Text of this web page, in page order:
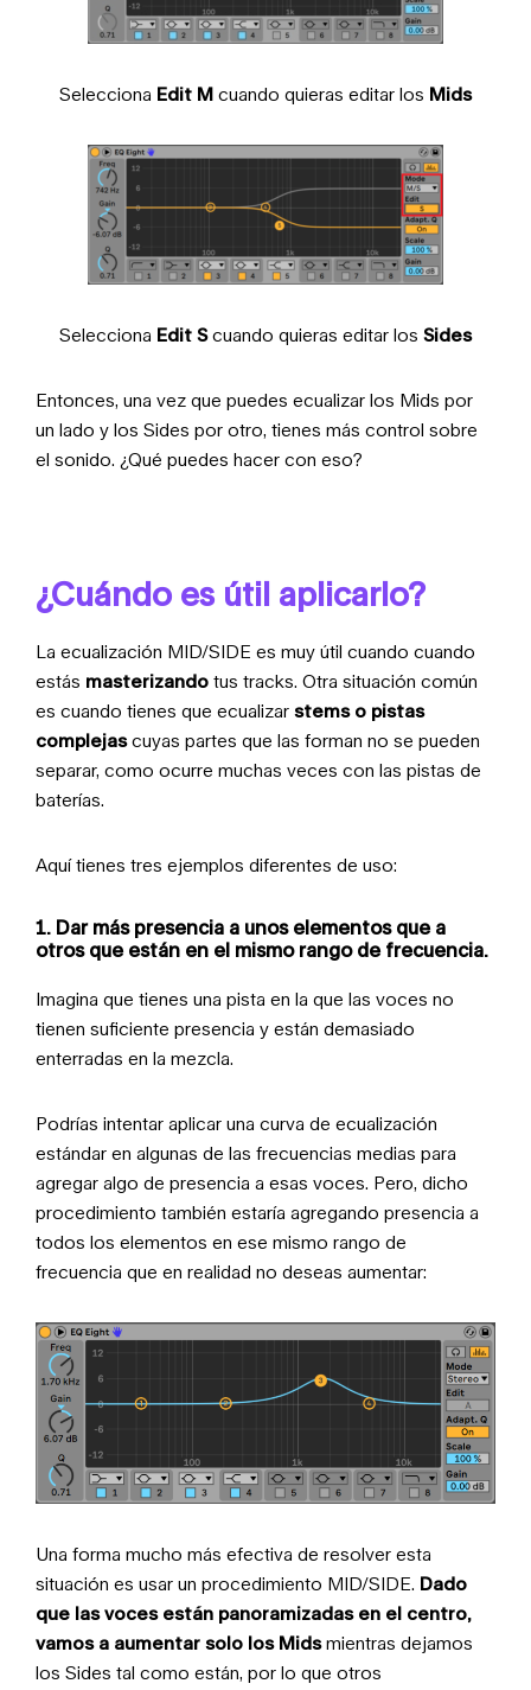
Selecciona Edit M cuando quieras editar los Mids
Selecciona Edit Scuando quieras editar los Sides
Entonces, una vez que puedes ecualizar los Mids por
un lado y los Sides por otro, tienes más control sobre
el sonido. ¿Qué puedes hacer con eso?
¿Cuándo es útil aplicarlo?
La ecualización MID/SIDE es muy útil cuando cuando
estás masterizando tus tracks. Otra situación común
es cuando tienes que ecualizar stems o pistas
complejascuyas partes que las forman no se pueden
separar, como ocurre muchas veces con las pistas de
baterías.
Aquí tienes tres ejemplos diferentes de uso:
1. Dar más presencia a unos elementos que a
otros que están en el mismo rango de frecuencia.
Imagina que tienes una pista en la que las voces no
tienen suficiente presencia y están demasiado
enterradas en la mezcla.
Podrías intentar aplicar una curva de ecualización
estándar en algunas de las frecuencias medias para
agregar algo de presencia a esas voces. Pero, dicho
procedimiento también estaría agregando presencia a
todos los elementos en ese mismo rango de
frecuencia que en realidad no deseas aumentar:
Una forma mucho más efectiva de resolver esta
situación es usar un procedimiento MID/SIDE. Dado
que las voces están panoramizadas en el centro,
vamos a aumentar solo los Midsmientras dejamos
los Sides tal como están, por lo que otros